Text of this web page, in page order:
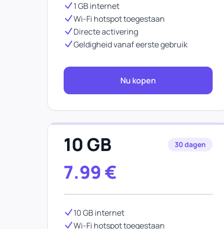
1 GB internet
Wi-Fi hotspot toegestaan
Directe activering
Geldigheid vanaf eerste gebruik
Nu kopen
10 GB 30 dagen
7.99 €
10 GB internet
Wi-Fi hotspot toegestaan